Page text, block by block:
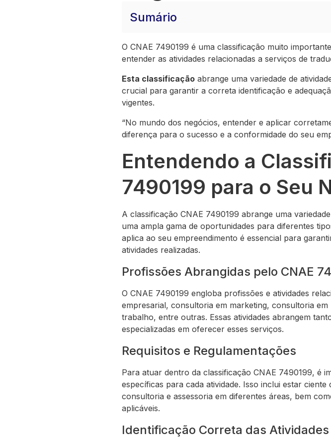
Sumário
O CNAE 7490199 é uma classificação muito
entender as atividades relacionadas a serviços de
Esta classificação abrange uma variedade de
crucial para garantir a correta identificação e
vigentes.
“No mundo dos negócios, entender e aplicar
diferença para o sucesso e a conformidade do seu
Entendendo a
7490199 para o Seu
A classificação CNAE 7490199 abrange uma
uma ampla gama de oportunidades para diferentes
aplica ao seu empreendimento é essencial para
atividades realizadas.
Profissões Abrangidas pelo CNAE
O CNAE 7490199 engloba profissões e atividades
empresarial, consultoria em marketing, consultoria
trabalho, entre outras. Essas atividades abrangem
especializadas em oferecer esses serviços.
Requisitos e Regulamentações
Para atuar dentro da classificação CNAE 7490199, é
específicas para cada atividade. Isso inclui estar
consultoria e assessoria em diferentes áreas, bem
aplicáveis.
Identificação Correta das Atividades